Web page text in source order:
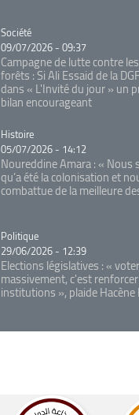
Catégorie
Société
09/07/2026 - 09:37
Campagne de lutte contre
forêts : Si Ali Essaid de la
dans « L'Invité du jour » un
bilan encourageant
Catégorie
Histoire
05/07/2026 - 14:12
Noureddine Amara : « Nous
qu’a été la colonisation et
combattue de la meilleure
Catégorie
Politique
29/06/2026 - 12:39
Elections législatives : « voter
massivement, c'est
institutions », plaide Hacène